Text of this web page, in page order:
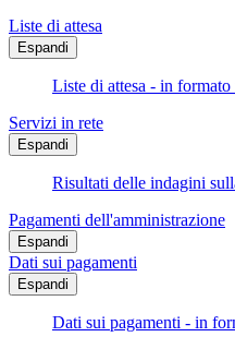
Liste di attesa
Espandi
Liste di attesa - in formato
Servizi in rete
Espandi
Risultati delle indagini
Pagamenti dell'amministrazione
Espandi
Dati sui pagamenti
Espandi
Dati sui pagamenti - in